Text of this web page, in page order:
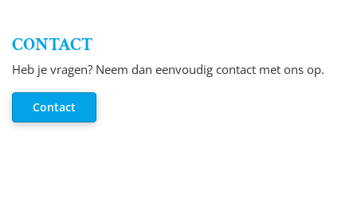
CONTACT
Heb je vragen? Neem dan eenvoudig contact met ons op.
Contact